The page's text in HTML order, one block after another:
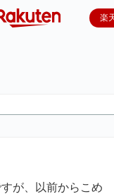
楽
が、以前からこめ